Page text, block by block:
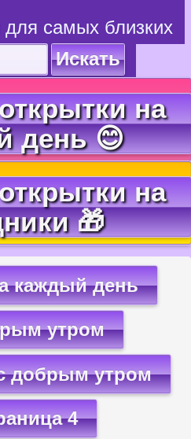
самых близких
Искать
на
день 😊
на
🎁
каждый день
утром
добрым утром
4